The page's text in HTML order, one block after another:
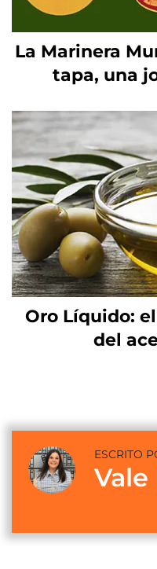
La Marinera
tapa, una
Oro Líquido:
del
ESCRITO